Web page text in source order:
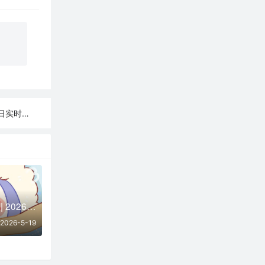
可用
免费节点每日更新 | 2026年05月19日SSR/V2Ray/Clash可用订阅
2026-5-19